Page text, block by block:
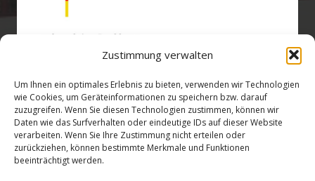
Zustimmung verwalten
Um Ihnen ein optimales Erlebnis zu bieten, verwenden wir Technologien
wie Cookies, um Geräteinformationen zu speichern bzw. darauf
zuzugreifen. Wenn Sie diesen Technologien zustimmen, können wir
Daten wie das Surfverhalten oder eindeutige IDs auf dieser Website
verarbeiten. Wenn Sie Ihre Zustimmung nicht erteilen oder
zurückziehen, können bestimmte Merkmale und Funktionen
beeinträchtigt werden.
Öffnungszeiten